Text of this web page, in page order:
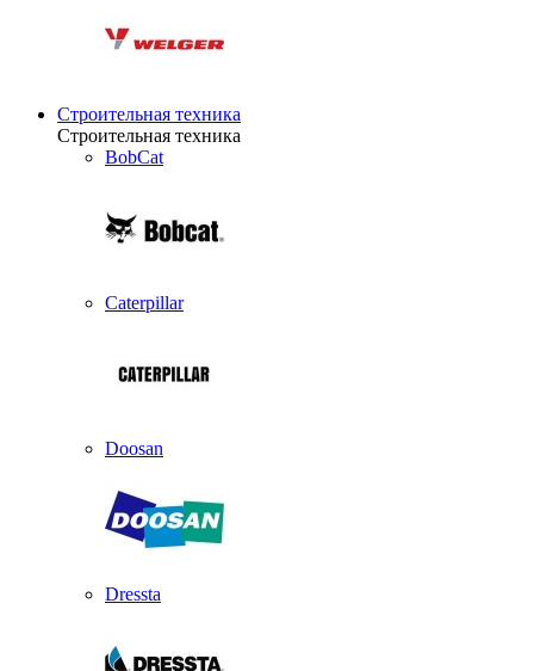
Строительная техника
Строительная техника
BobCat
Caterpillar
Doosan
Dressta